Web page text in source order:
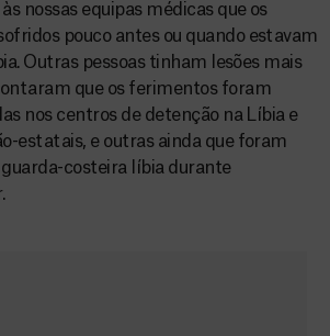
nossas equipas médicas que os
pouco antes ou quando estavam
Outras pessoas tinham lesões mais
que os ferimentos foram
nos centros de detenção na Líbia e
estatais, e outras ainda que foram
costeira líbia durante